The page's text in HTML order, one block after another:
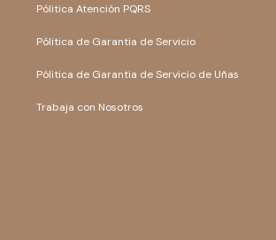
Pólitica Atención PQRS
Pólitica de Garantia de Servicio
Pólitica de Garantia de Servicio de Uñas
Trabaja con Nosotros